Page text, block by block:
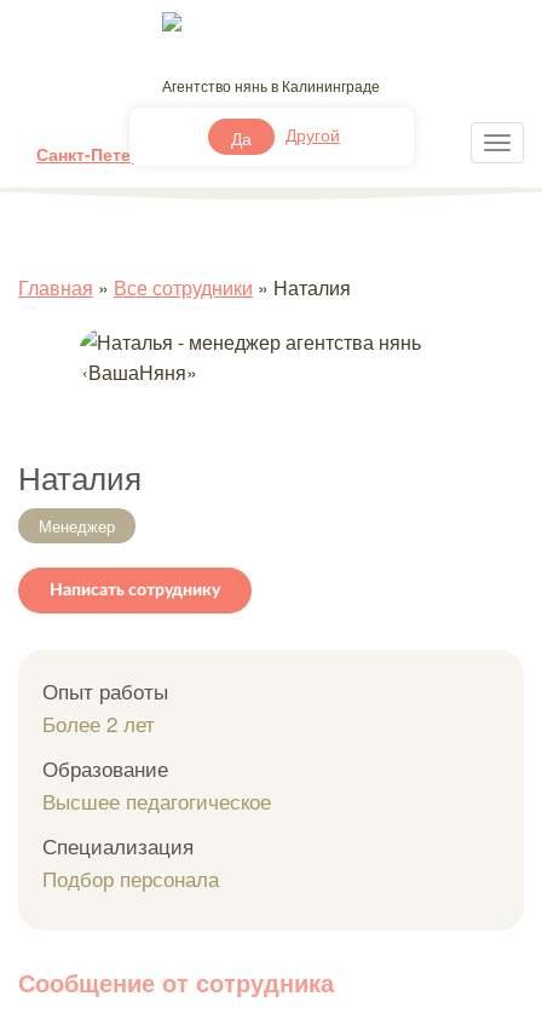
Агентство нянь в Калининграде
+7 (999) 444-54-30
Санкт-Петербург Москва
Да Другой
Главная » Все сотрудники » Наталия
Наталия
Менеджер
Написать сотруднику
Опыт работы
Более 2 лет
Образование
Высшее педагогическое
Специализация
Подбор персонала
Сообщение от сотрудника